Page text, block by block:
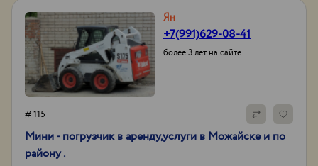
Ян
+7(991)629-08-41
более 3 лет на сайте
# 115
Мини - погрузчик в аренду,услуги в Можайске и по
району .